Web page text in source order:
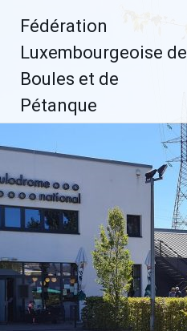
contenu
Fédération
Luxembourgeoise de
Boules et de
Pétanque